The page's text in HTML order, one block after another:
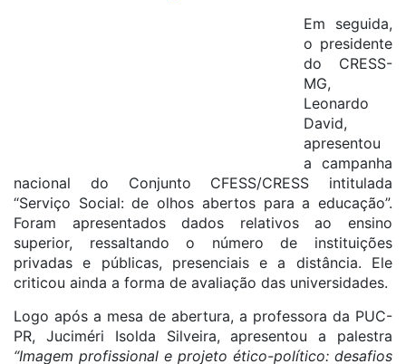
Em seguida,
o presidente
do CRESS-
MG,
Leonardo
David,
apresentou
a campanha
nacional do Conjunto CFESS/CRESS intitulada
“Serviço Social: de olhos abertos para a educação”.
Foram apresentados dados relativos ao ensino
superior, ressaltando o número de instituições
privadas e públicas, presenciais e a distância. Ele
criticou ainda a forma de avaliação das universidades.
Logo após a mesa de abertura, a professora da PUC-
PR, Juciméri Isolda Silveira, apresentou a palestra
“Imagem profissional e projeto ético-político: desafios